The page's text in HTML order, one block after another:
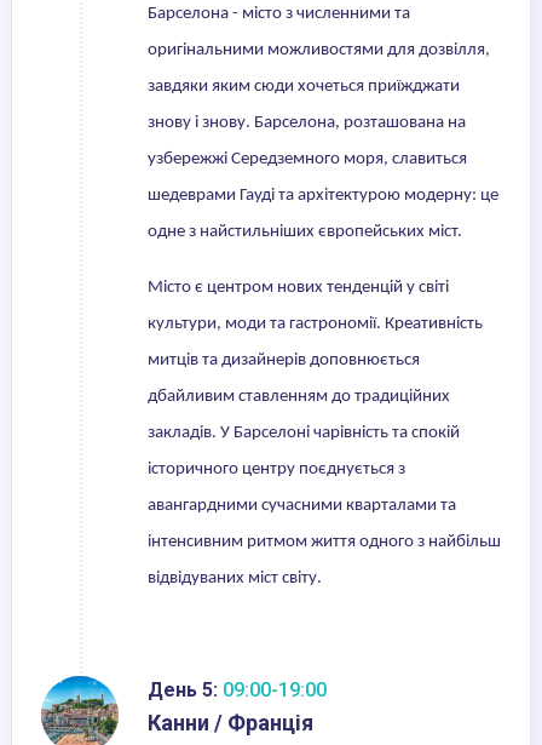
Барселона - місто з численними та
оригінальними можливостями для дозвілля,
завдяки яким сюди хочеться приїжджати
знову і знову. Барселона, розташована на
узбережжі Середземного моря, славиться
шедеврами Гауді та архітектурою модерну: це
одне з найстильніших європейських міст.
Місто є центром нових тенденцій у світі
культури, моди та гастрономії. Креативність
митців та дизайнерів доповнюється
дбайливим ставленням до традиційних
закладів. У Барселоні чарівність та спокій
історичного центру поєднується з
авангардними сучасними кварталами та
інтенсивним ритмом життя одного з найбільш
відвідуваних міст світу.
День 5: 09:00-19:00
Канни / Франція